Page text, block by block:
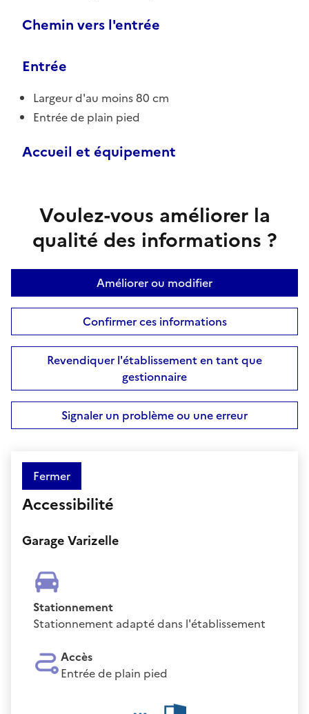
Chemin vers l'entrée
Entrée
Largeur d'au moins 80 cm
Entrée de plain pied
Accueil et équipement
Voulez-vous améliorer la
qualité des informations ?
Améliorer ou modifier
Confirmer ces informations
Revendiquer l'établissement en tant que
gestionnaire
Signaler un problème ou une erreur
Fermer
Accessibilité
Garage Varizelle
Stationnement
Stationnement adapté dans l'établissement
Accès
Entrée de plain pied